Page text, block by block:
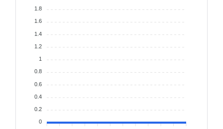
1.8
1.6
1.4
1.2
1
0.8
0.6
0.4
0.2
0